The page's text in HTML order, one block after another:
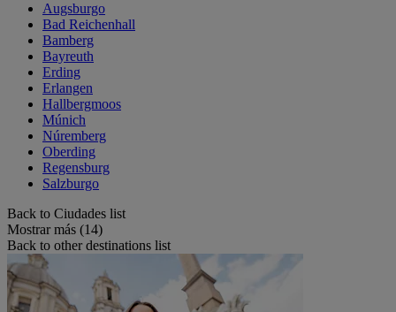
Augsburgo
Bad Reichenhall
Bamberg
Bayreuth
Erding
Erlangen
Hallbergmoos
Múnich
Núremberg
Oberding
Regensburg
Salzburgo
Back to Ciudades list
Mostrar más (14)
Back to other destinations list